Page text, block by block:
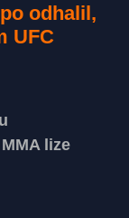
odhalil,
UFC
lize